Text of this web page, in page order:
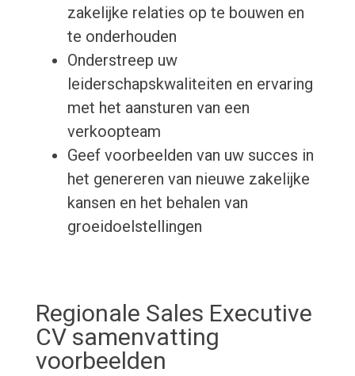
zakelijke relaties op te bouwen en
te onderhouden
Onderstreep uw
leiderschapskwaliteiten en ervaring
met het aansturen van een
verkoopteam
Geef voorbeelden van uw succes in
het genereren van nieuwe zakelijke
kansen en het behalen van
groeidoelstellingen
Regionale Sales Executive
CV samenvatting
voorbeelden